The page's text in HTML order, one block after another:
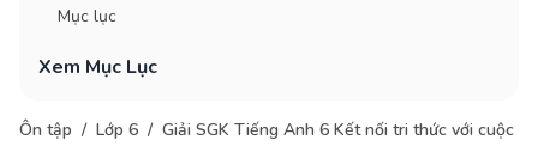
Mục lục
Xem Mục Lục
Ôn tập Lớp 6
Giải SGK Tiếng Anh 6 Kết nối tri thức với cuộc